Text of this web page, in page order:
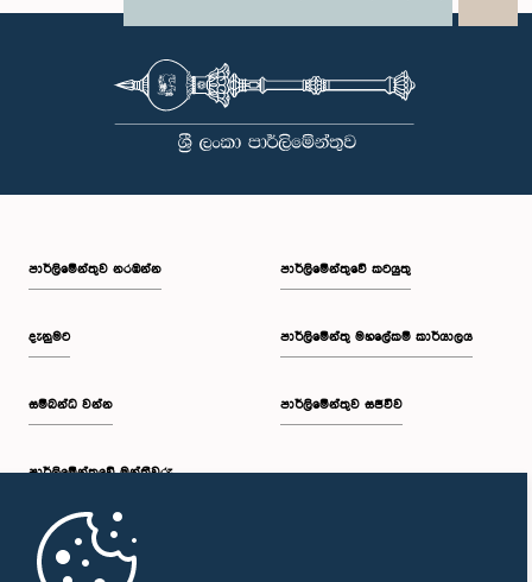
WhatsAppLinkedIn
පාර්ලි‌මේන්තුව නරඹන්න
දැනුමට
සම්බන්ධ වන්න
පාර්ලි‌මේන්තුවේ මන්ත්‍රීවරු
මුල් පිටුව
පාර්ලිමේන්තුවේ කටයුතු
පාර්ලිමේන්තු මහලේකම් කාර්යාලය
පාර්ලිමේන්තුව සජීවීව